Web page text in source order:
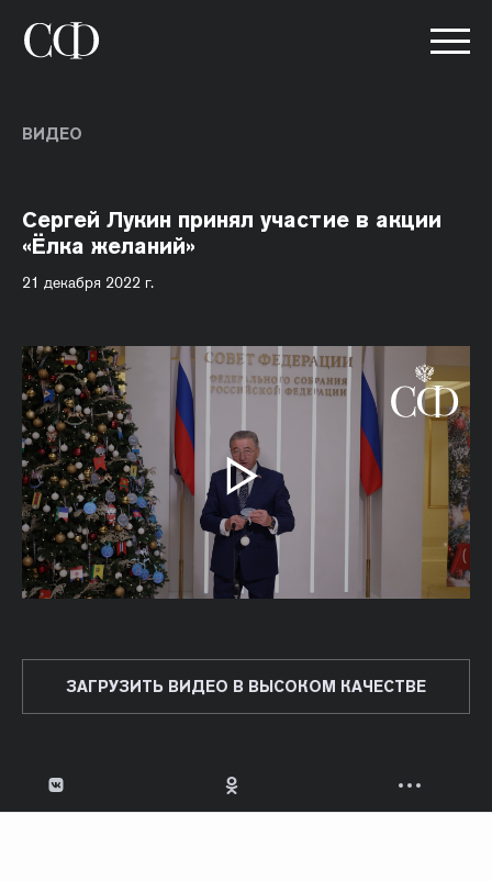
ВИДЕО
Сергей Лукин принял участие в акции
«Ёлка желаний»
21 декабря 2022 г.
ЗАГРУЗИТЬ ВИДЕО В ВЫСОКОМ КАЧЕСТВЕ